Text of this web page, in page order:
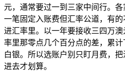
元，通常要过一到三家中间行。
一笔固定入账费但汇率公道，有
进汇率里。以一年要接收三四万
率里那零点几个百分点的差，累
白银。所以选账户别只盯月费，
进去才划算。